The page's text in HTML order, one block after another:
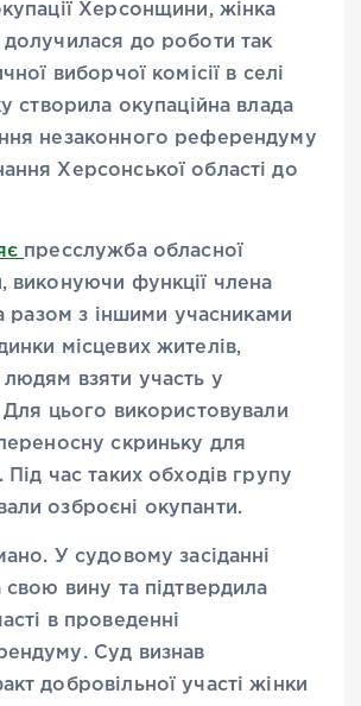
Херсонщини, жінка
до роботи так
виборчої комісії в селі
створила окупаційна влада
незаконного референдуму
Херсонської області до
пресслужба обласної
виконуючи функції члена
разом з іншими учасниками
місцевих жителів,
взяти участь у
Для цього використовували
скриньку для
Під час таких обходів групу
озброєні окупанти.
У судовому засіданні
свою вину та підтвердила
в проведенні
Суд визнав
добровільної участі жінки